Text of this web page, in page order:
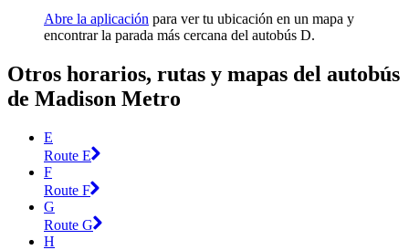
Abre la aplicación para ver tu ubicación en un mapa y
encontrar la parada más cercana del autobús D.
Otros horarios, rutas y mapas del autobús
de Madison Metro
E
Route E
F
Route F
G
Route G
H